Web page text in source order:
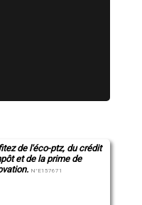
Dame-des-Millières
à Randens
à Fourneaux
à Ruffieux
à Arbin
de l'éco-ptz, du crédit
et de la prime de
N°E157671